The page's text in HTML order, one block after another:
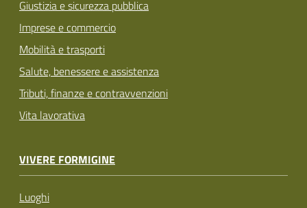
Giustizia e sicurezza pubblica
Imprese e commercio
Mobilità e trasporti
Salute, benessere e assistenza
Tributi, finanze e contravvenzioni
Vita lavorativa
VIVERE FORMIGINE
Luoghi